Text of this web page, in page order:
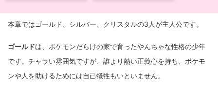
本章ではゴールド、シルバー、クリスタルの3人が主人公です。
ゴールドは、ポケモンだらけの家で育ったやんちゃな性格の少年
です。チャラい雰囲気ですが、誰より熱い正義心を持ち、ポケモ
ンや人を助けるためには自己犠牲もいといません。